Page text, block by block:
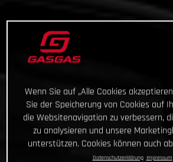
Wenn Sie auf „Alle Cookies
Sie der Speicherung von Cookies auf
die Websitenavigation zu verbessern,
zu analysieren und unsere
unterstützen. Cookies können auch
Datenschutzerklärung Impressum